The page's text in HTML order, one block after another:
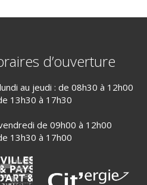
d’ouverture
au jeudi : de 08h30 à 12h00
13h30 à 17h30
de 09h00 à 12h00
13h30 à 17h00